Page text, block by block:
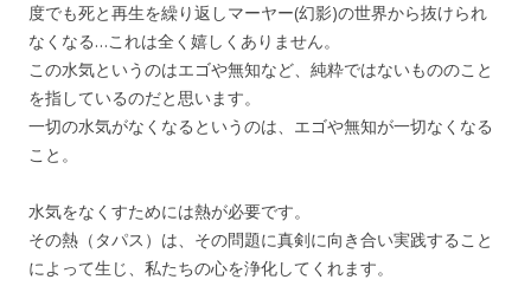
度でも死と再生を繰り返しマーヤー(幻影)の世界から抜けられ
なくなる…これは全く嬉しくありません。
この水気というのはエゴや無知など、純粋ではないもののこと
を指しているのだと思います。
一切の水気がなくなるというのは、エゴや無知が一切なくなる
こと。
水気をなくすためには熱が必要です。
その熱（タパス）は、その問題に真剣に向き合い実践すること
によって生じ、私たちの心を浄化してくれます。